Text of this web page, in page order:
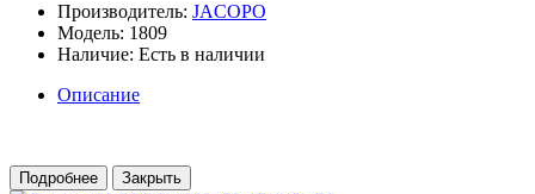
Производитель: JACOPO
Модель: 1809
Наличие: Есть в наличии
Описание
Подробнее Закрыть